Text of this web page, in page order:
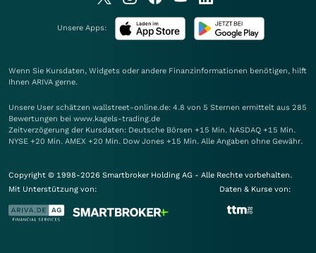
Unsere Apps:
Wenn Sie Kursdaten, Widgets oder andere Finanzinformationen benötigen, hilft
Ihnen ARIVA gerne.
Unsere User schätzen wallstreet-online.de: 4.8 von 5 Sternen ermittelt aus 285
Bewertungen bei www.kagels-trading.de
Zeitverzögerung der Kursdaten: Deutsche Börsen +15 Min. NASDAQ +15 Min.
NYSE +20 Min. AMEX +20 Min. Dow Jones +15 Min. Alle Angaben ohne Gewähr.
Copyright © 1998-2026 Smartbroker Holding AG - Alle Rechte vorbehalten.
Mit Unterstützung von:
Daten & Kurse von: